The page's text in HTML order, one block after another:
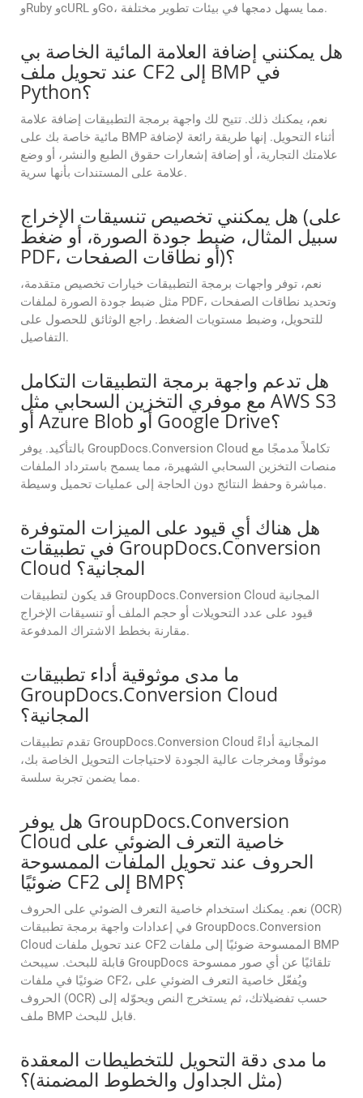
وRuby وcURL وGo، مما يسهل دمجها في بيئات تطوير مختلفة.
هل يمكنني إضافة العلامة المائية الخاصة بي
عند تحويل ملف CF2 إلى BMP في
Python؟
نعم، يمكنك ذلك. تتيح لك واجهة برمجة التطبيقات إضافة علامة
مائية خاصة بك على BMP أثناء التحويل. إنها طريقة رائعة لإضافة
علامتك التجارية، أو إضافة إشعارات حقوق الطبع والنشر، أو وضع
علامة على المستندات بأنها سرية.
هل يمكنني تخصيص تنسيقات الإخراج (على
سبيل المثال، ضبط جودة الصورة، أو ضغط
PDF، أو نطاقات الصفحات)؟
نعم، توفر واجهات برمجة التطبيقات خيارات تخصيص متقدمة،
مثل ضبط جودة الصورة لملفات PDF، وتحديد نطاقات الصفحات
للتحويل، وضبط مستويات الضغط. راجع الوثائق للحصول على
التفاصيل.
هل تدعم واجهة برمجة التطبيقات التكامل
مع موفري التخزين السحابي مثل AWS S3
أو Azure Blob أو Google Drive؟
بالتأكيد. يوفر GroupDocs.Conversion Cloud تكاملاً مدمجًا مع
منصات التخزين السحابي الشهيرة، مما يسمح باسترداد الملفات
مباشرة وحفظ النتائج دون الحاجة إلى عمليات تحميل وسيطة.
هل هناك أي قيود على الميزات المتوفرة
في تطبيقات GroupDocs.Conversion
Cloud المجانية؟
قد يكون لتطبيقات GroupDocs.Conversion Cloud المجانية
قيود على عدد التحويلات أو حجم الملف أو تنسيقات الإخراج
مقارنة بخطط الاشتراك المدفوعة.
ما مدى موثوقية أداء تطبيقات
GroupDocs.Conversion Cloud
المجانية؟
تقدم تطبيقات GroupDocs.Conversion Cloud المجانية أداءً
موثوقًا ومخرجات عالية الجودة لاحتياجات التحويل الخاصة بك،
مما يضمن تجربة سلسة.
هل يوفر GroupDocs.Conversion
Cloud خاصية التعرف الضوئي على
الحروف عند تحويل الملفات الممسوحة
ضوئيًا CF2 إلى BMP؟
نعم. يمكنك استخدام خاصية التعرف الضوئي على الحروف (OCR)
في إعدادات واجهة برمجة تطبيقات GroupDocs.Conversion
Cloud عند تحويل ملفات CF2 الممسوحة ضوئيًا إلى ملفات BMP
قابلة للبحث. سيبحث GroupDocs تلقائيًا عن أي صور ممسوحة
ضوئيًا في ملفات CF2، ويُفعّل خاصية التعرف الضوئي على
الحروف (OCR) حسب تفضيلاتك، ثم يستخرج النص ويحوّله إلى
ملف BMP قابل للبحث.
ما مدى دقة التحويل للتخطيطات المعقدة
(مثل الجداول والخطوط المضمنة)؟